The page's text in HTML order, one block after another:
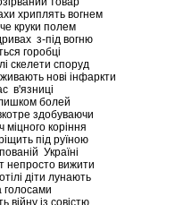
хриплять вогнем
круки полем
з-під вогню
горобці
скелети споруд
нові інфаркти
в'язниці
болей
здобуваючи
міцного коріння
під руїною
Україні
непросто вижити
діти лунають
голосами
війну із совістю